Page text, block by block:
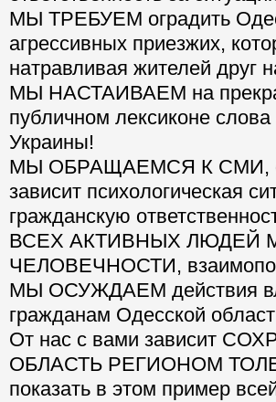
МЫ ТРЕБУЕМ оградить
агрессивных приезжих,
натравливая жителей друг
МЫ НАСТАИВАЕМ на
публичном лексиконе
Украины!
МЫ ОБРАЩАЕМСЯ К СМИ, от
зависит психологическая
гражданскую
ВСЕХ АКТИВНЫХ ЛЮДЕЙ
ЧЕЛОВЕЧНОСТИ,
МЫ ОСУЖДАЕМ действия
гражданам Одесской
От нас с вами зависит
ОБЛАСТЬ РЕГИОНОМ
показать в этом пример